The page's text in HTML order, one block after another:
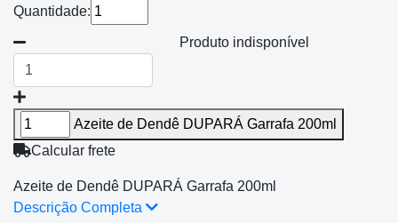
Quantidade:
Produto indisponível
Azeite de Dendê DUPARÁ Garrafa 200ml
Calcular frete
Azeite de Dendê DUPARÁ Garrafa 200ml
Descrição Completa